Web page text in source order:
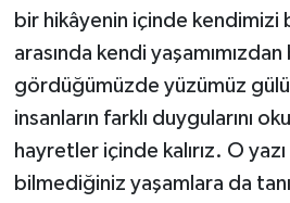
bir hikâyenin içinde kendimizi
arasında kendi
gördüğümüzde yüzümüz
insanların farklı duygularını
hayretler içinde kalırız. O
bilmediğiniz yaşamlara da